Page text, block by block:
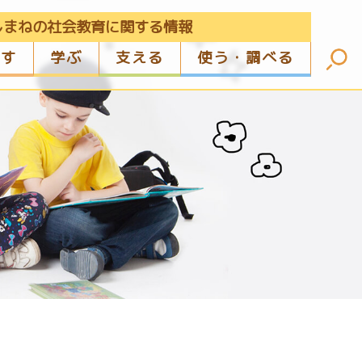
ねの社会教育に関する情報
学ぶ 支える 使う・調べる